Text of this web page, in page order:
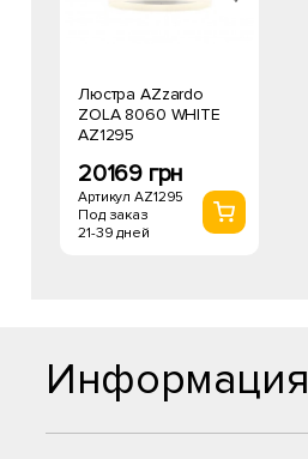
Люстра AZzardo
ZOLA 8060 WHITE
AZ1295
20169 грн
Артикул AZ1295
Под заказ
21-39 дней
Информация